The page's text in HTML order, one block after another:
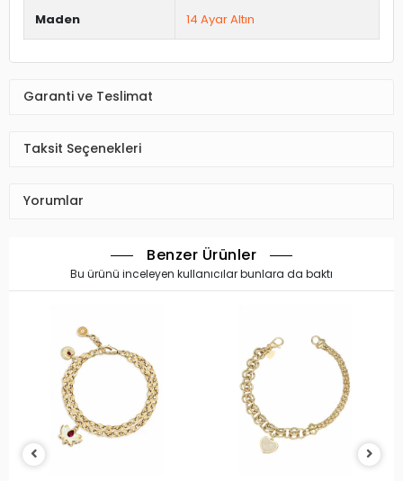
Maden 14 Ayar Altın
Garanti ve Teslimat
Taksit Seçenekleri
Yorumlar
Benzer Ürünler
Bu ürünü inceleyen kullanıcılar bunlara da baktı